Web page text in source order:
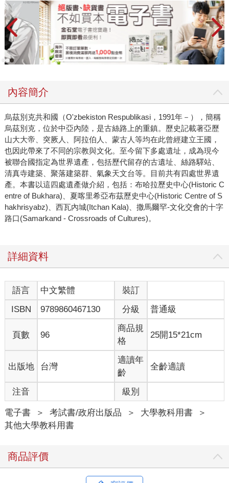
內容簡介
烏茲別克共和國（O'zbekiston Respublikasi，1991年－），簡稱
烏茲別克，位於中亞內陸，是古絲路上的重鎮。歷史記載著亞歷
山大大帝、突厥人、阿拉伯人、蒙古人等均在此曾經建立王國，
也因此帶來了不同的宗教與文化。至今留下多處遺址，成為現今
被聯合國指定為世界遺產，包括歷代留存的古遺址、絲路驛站、
清真寺建築、聚落建築群、氣象天文台等。目前共有四處世界遺
產。本書以這四處遺產做介紹，包括：布哈拉歷史中心(Historic C
entre of Bukhara)、夏喀里希亞布茲歷史中心(Historic Centre of S
hakhrisyabz)、西瓦內城(Itchan Kala)、撒馬爾罕-文化交會的十字
路口(Samarkand - Crossroads of Cultures)。
詳細資料
語言 中文繁體
裝訂
ISBN
9789860467130 分級 普通級
頁數 96
商品規
格
25開15*21cm
出版地 台灣
適讀年
齡
全齡適讀
注音 級別
電子書 ＞ 考試書/政府出版品 ＞ 大學教科用書
＞
其他大學教科用書
商品評價